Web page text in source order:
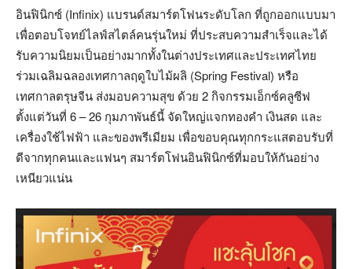
อินฟินิกซ์ (Infinix) แบรนด์สมาร์ตโฟนระดับโลก ที่ถูกออกแบบมา
เพื่อตอบโจทย์ไลฟ์สไตล์คนรุ่นใหม่ ที่ประสบความสำเร็จและได้
รับความนิยมเป็นอย่างมากทั้งในต่างประเทศและประเทศไทย
ร่วมเฉลิมฉลองเทศกาลฤดูใบไม้ผลิ (Spring Festival) หรือ
เทศกาลตรุษจีน ส่งมอบความสุข ด้วย 2 กิจกรรมเอ็กซ์คลูซีฟ
ตั้งแต่วันที่ 6 – 26 กุมภาพันธ์นี้ จัดใหญ่แจกทองคำ เงินสด และ
เครื่องใช้ไฟฟ้า และของพรีเมียม เพื่อขอบคุณทุกกระแสตอบรับที่
ดีจากทุกคนและแฟนๆ สมาร์ตโฟนอินฟินิกซ์ที่มอบให้กันอย่าง
เหนียวแน่น